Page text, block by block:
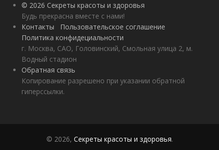
© 2026 Секреты красоты и здоровья
Будь прекрасна вместе с нами!
Контакты
Пользовательское соглашение
Политика конфидециальности
г. Москва, САО, Головинский, Смольная улица 2, м.
Водный стадион
Обратная связь
Копирование разрешено при указании обратной
гиперссылки.
© 2026, Секреты красоты и здоровья.